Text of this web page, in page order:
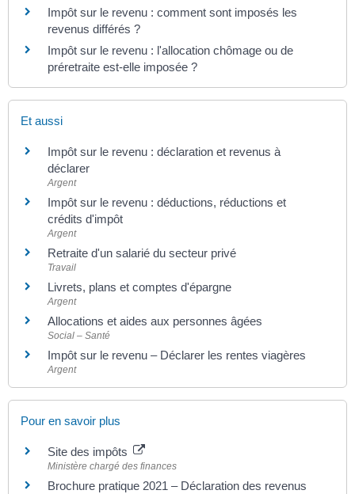
Impôt sur le revenu : comment sont imposés les
revenus différés ?
Impôt sur le revenu : l'allocation chômage ou de
préretraite est-elle imposée ?
Et aussi
Impôt sur le revenu : déclaration et revenus à
déclarer
Argent
Impôt sur le revenu : déductions, réductions et
crédits d'impôt
Argent
Retraite d'un salarié du secteur privé
Travail
Livrets, plans et comptes d'épargne
Argent
Allocations et aides aux personnes âgées
Social – Santé
Impôt sur le revenu – Déclarer les rentes viagères
Argent
Pour en savoir plus
Site des impôts
Ministère chargé des finances
Brochure pratique 2021 – Déclaration des revenus